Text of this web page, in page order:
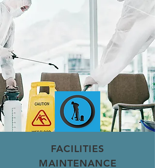
FACILITIES
MAINTENANCE